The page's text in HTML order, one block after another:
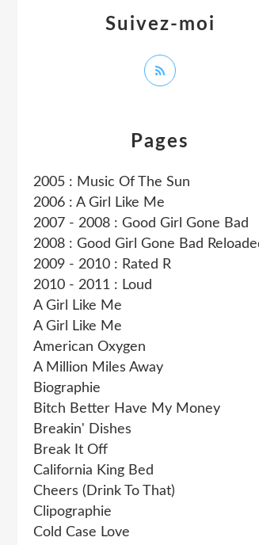
Pages
2005 : Music Of The Sun
2006 : A Girl Like Me
2007 - 2008 : Good Girl Gone Bad
2008 : Good Girl Gone Bad
2009 - 2010 : Rated R
2010 - 2011 : Loud
A Girl Like Me
A Girl Like Me
American Oxygen
A Million Miles Away
Biographie
Bitch Better Have My Money
Breakin' Dishes
Break It Off
California King Bed
Cheers (Drink To That)
Clipographie
Cold Case Love
Suivez-moi